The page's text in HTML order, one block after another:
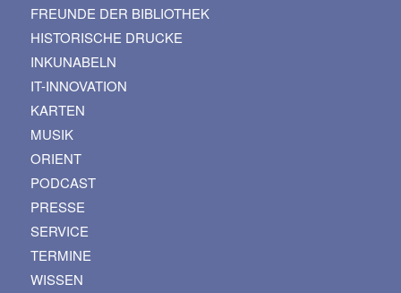
FREUNDE DER BIBLIOTHEK
HISTORISCHE DRUCKE
INKUNABELN
IT-INNOVATION
KARTEN
MUSIK
ORIENT
PODCAST
PRESSE
SERVICE
TERMINE
WISSEN